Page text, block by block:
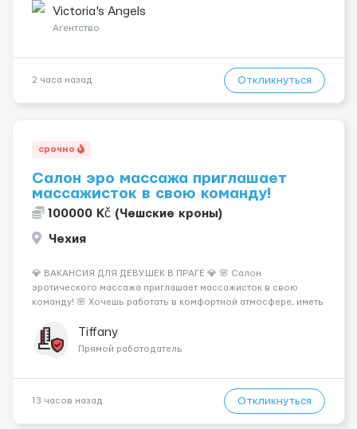
Опытная команда с годами практики — Стабильный поток
клиентов (без ...
Victoria's Angels
Агентство
2 часа назад Откликнуться
срочно
Салон эро массажа приглашает
массажисток в свою команду!
100000 Kč (Чешские кроны)
Чехия
💎 ВАКАНСИЯ ДЛЯ ДЕВУШЕК В ПРАГЕ 💎 🌸 Салон
эротического массажа приглашает массажисток в свою
команду! 🌸 Хочешь работать в комфортной атмосфере, иметь
Тогда мы ждём именно тебя! 💆‍♀️✨ 💰 ЧТО МЫ ПРЕДЛАГАЕМ: 🔥
Доход от 4 000 €...
Tiffany
Прямой работодатель
13 часов назад Откликнуться